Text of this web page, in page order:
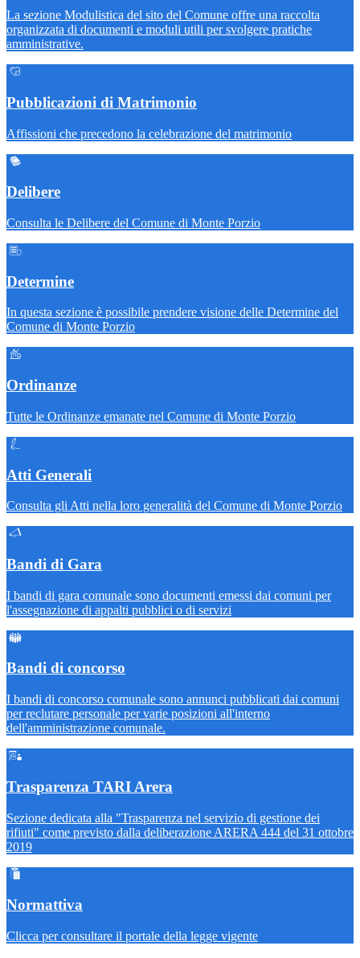
La sezione Modulistica del sito del Comune offre una raccolta
organizzata di documenti e moduli utili per svolgere pratiche
amministrative.
Pubblicazioni di Matrimonio
Affissioni che precedono la celebrazione del matrimonio
Delibere
Consulta le Delibere del Comune di Monte Porzio
Determine
In questa sezione è possibile prendere visione delle Determine del
Comune di Monte Porzio
Ordinanze
Tutte le Ordinanze emanate nel Comune di Monte Porzio
Atti Generali
Consulta gli Atti nella loro generalità del Comune di Monte Porzio
Bandi di Gara
I bandi di gara comunale sono documenti emessi dai comuni per
l'assegnazione di appalti pubblici o di servizi
Bandi di concorso
I bandi di concorso comunale sono annunci pubblicati dai comuni
per reclutare personale per varie posizioni all'interno
dell'amministrazione comunale.
Trasparenza TARI Arera
Sezione dedicata alla "Trasparenza nel servizio di gestione dei
rifiuti" come previsto dalla deliberazione ARERA 444 del 31 ottobre
2019
Normattiva
Clicca per consultare il portale della legge vigente